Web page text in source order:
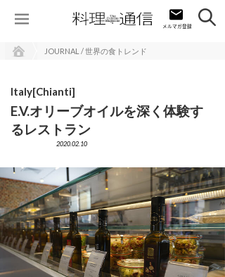
JOURNAL / 世界の食トレンド
Italy[Chianti]
E.V.オリーブオイルを深く体験す
るレストラン
2020.02.10